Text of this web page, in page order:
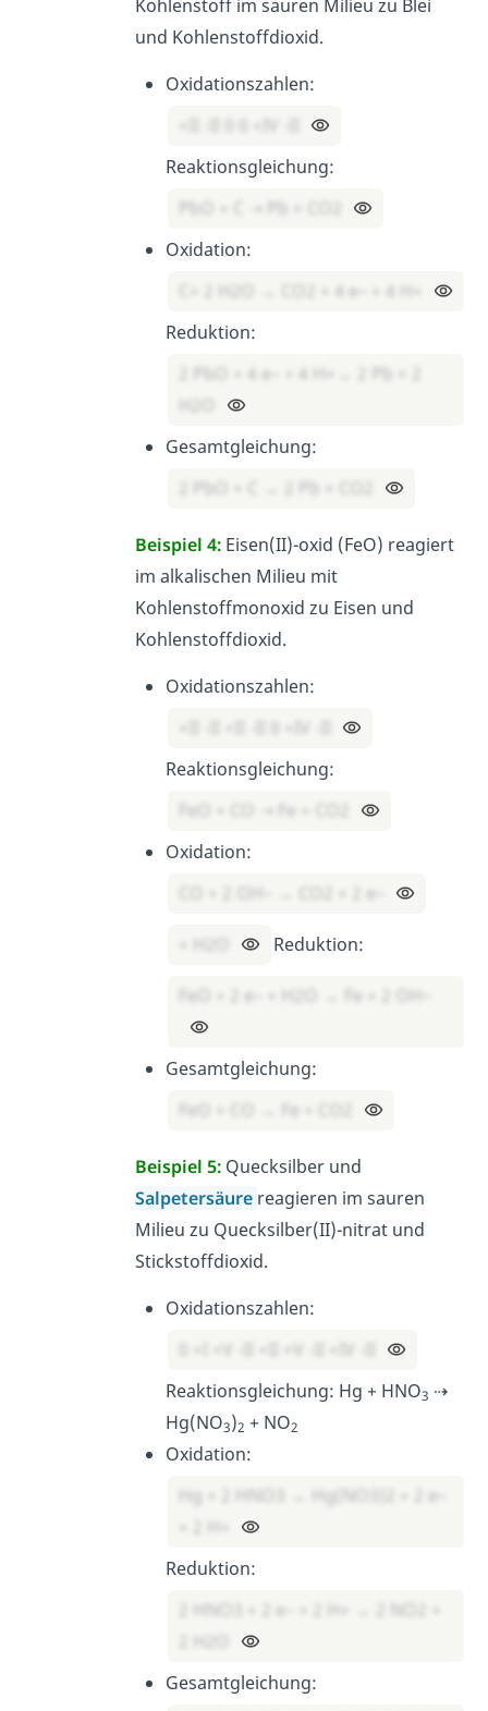
Kohlenstoff im sauren Milieu zu Blei
und Kohlenstoffdioxid.
Oxidationszahlen:
Reaktionsgleichung:
Oxidation:
C+ 2 H2O → CO2 + 4 e– + 4 H+
Reduktion:
2 PbO + 4 e– + 4 H+→ 2 Pb + 2
Gesamtgleichung:
Beispiel 4: Eisen(II)-oxid (FeO) reagiert
im alkalischen Milieu mit
Kohlenstoffmonoxid zu Eisen und
Kohlenstoffdioxid.
Oxidationszahlen:
Reaktionsgleichung:
FeO + CO ⇢ Fe + CO2
Oxidation:
CO + 2 OH– → CO2 + 2 e–
Reduktion:
FeO + 2 e– + H2O → Fe + 2 OH–
Gesamtgleichung:
FeO + CO → Fe + CO2
Beispiel 5: Quecksilber und
Salpetersäure reagieren im sauren
Milieu zu Quecksilber(II)-nitrat und
Stickstoffdioxid.
Oxidationszahlen:
Reaktionsgleichung: Hg + HNO3 ⇢
Hg(NO3)2 + NO2
Oxidation:
Hg + 2 HNO3 → Hg(NO3)2 + 2 e–
Reduktion:
2 HNO3 + 2 e– + 2 H+ → 2 NO2 +
Gesamtgleichung: